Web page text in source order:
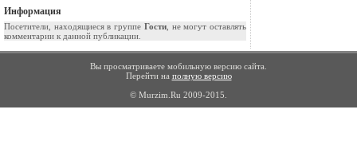
Информация
Посетители, находящиеся в группе Гости, не могут оставлять
комментарии к данной публикации.
Вы просматриваете мобильную версию сайта.
Перейти на полную версию
© Murzim.Ru 2009-2015.